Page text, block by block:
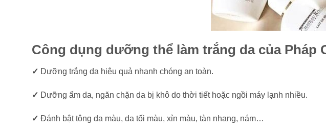
Công dụng dưỡng thể làm trắng da của Pháp
✓ Dưỡng trắng da hiệu quả nhanh chóng an toàn.
✓ Dưỡng ẩm da, ngăn chặn da bị khô do thời tiết hoặc ngồi máy lạnh nhiều.
✓ Đánh bật tông da màu, da tối màu, xỉn màu, tàn nhang, nám…